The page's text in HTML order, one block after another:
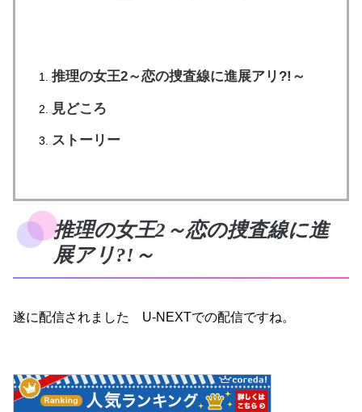
推理の女王2～恋の捜査線に進展アリ?!～
見どころ
ストーリー
推理の女王2～恋の捜査線に進
展アリ?!～
遂に配信されました U-NEXTでの配信ですね。